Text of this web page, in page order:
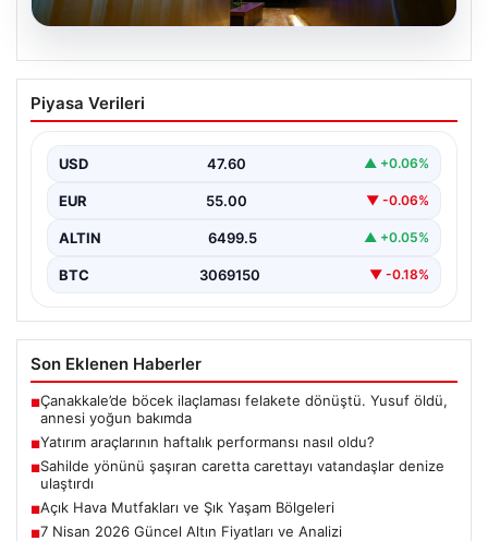
Yatırım araçlarının haftalık performansı
nasıl oldu?
Piyasa Verileri
USD 47.60 ▲ +0.06%
EUR 55.00 ▼ -0.06%
ALTIN 6499.5 ▲ +0.05%
BTC 3069150 ▼ -0.18%
Son Eklenen Haberler
■Çanakkale’de böcek ilaçlaması felakete dönüştü. Yusuf öldü,
annesi yoğun bakımda
■Yatırım araçlarının haftalık performansı nasıl oldu?
■Sahilde yönünü şaşıran caretta carettayı vatandaşlar denize
ulaştırdı
■Açık Hava Mutfakları ve Şık Yaşam Bölgeleri
■7 Nisan 2026 Güncel Altın Fiyatları ve Analizi